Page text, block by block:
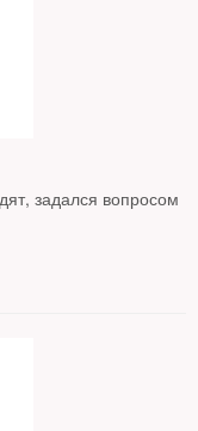
задался вопросом